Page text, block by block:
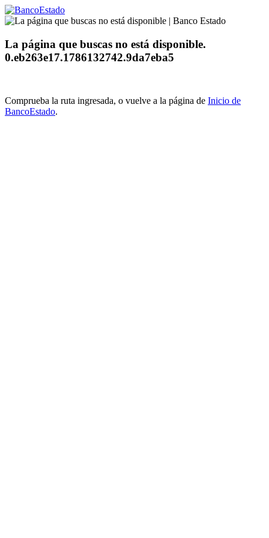
La página que buscas no está disponible.
0.eb263e17.1786132742.9da7eba5
Comprueba la ruta ingresada, o vuelve a la página de Inicio de
BancoEstado.